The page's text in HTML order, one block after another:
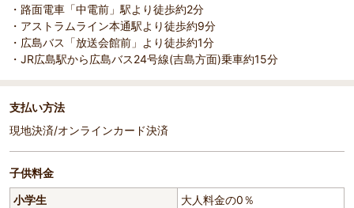
・路面電車「中電前」駅より徒歩約2分
・アストラムライン本通駅より徒歩約9分
・広島バス「放送会館前」より徒歩約1分
・JR広島駅から広島バス24号線(吉島方面)乗車約15分
支払い方法
現地決済/オンラインカード決済
子供料金
小学生
大人料金の0％